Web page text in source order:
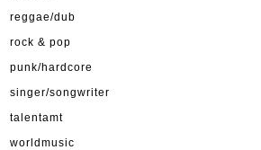
reggae/dub
rock & pop
punk/hardcore
singer/songwriter
talentamt
worldmusic